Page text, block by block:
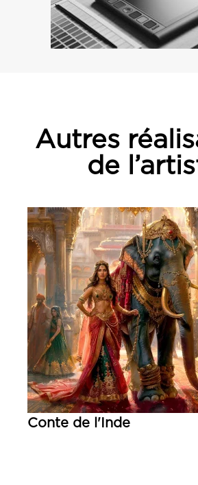
Autres
de
Conte de l'Inde